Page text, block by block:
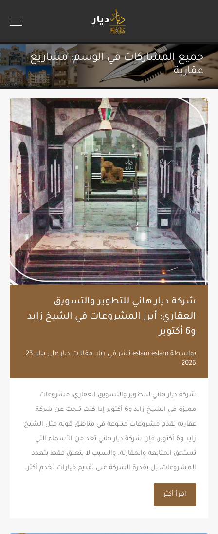
جميع المشاركات في الوسم: مشاريع
عقارية
شركة ديار هاني للتطوير والتسويق
العقاري: أبرز المشروعات في الشيخ زايد
و6 أكتوبر
بواسطة eslam eslam نشر في ديار, مقالات ديارعلى
يناير 23,
2026
شركة ديار هاني للتطوير والتسويق العقاري: مشروعات
مميزة في الشيخ زايد و6 أكتوبر إذا كنت تبحث عن شركة
عقارية تقدم مشروعات متنوعة في مناطق قوية مثل الشيخ
زايد و6 أكتوبر، فإن شركة ديار هاني تعد من الأسماء التي
تستحق المتابعة والمقارنة. والسبب لا يتعلق فقط بتعدد
المشروعات، بل بقدرة الشركة على تقديم خيارات تخدم أكثر…
اقرأ أكثر